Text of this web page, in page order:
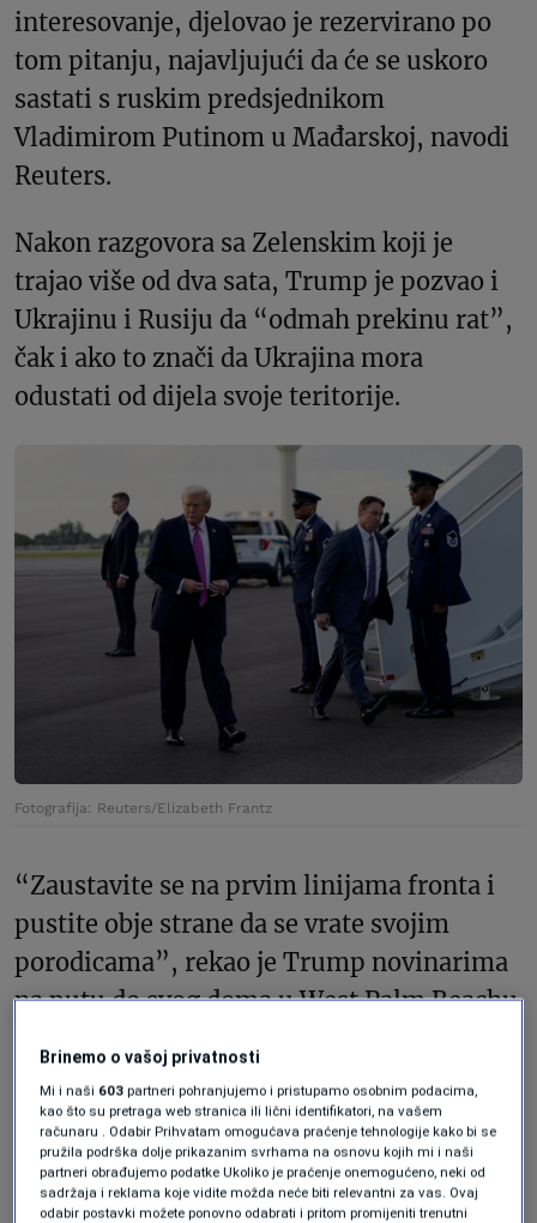
interesovanje, djelovao je rezervirano po
tom pitanju, najavljujući da će se uskoro
sastati s ruskim predsjednikom
Vladimirom Putinom u Mađarskoj, navodi
Reuters.
Nakon razgovora sa Zelenskim koji je
trajao više od dva sata, Trump je pozvao i
Ukrajinu i Rusiju da “odmah prekinu rat”,
čak i ako to znači da Ukrajina mora
odustati od dijela svoje teritorije.
Fotografija: Reuters/Elizabeth Frantz
“Zaustavite se na prvim linijama fronta i
pustite obje strane da se vrate svojim
porodicama”, rekao je Trump novinarima
na putu do svog doma u West Palm Beachu
trebalo biti to. Zaustavite se sada, na prvim
linijama fronta. To sam rekao predsjedniku
Zelenskom. To sam rekao predsjedniku
Putinu.”
Brinemo o vašoj privatnosti
Mi i naši 603 partneri pohranjujemo i pristupamo osobnim podacima,
kao što su pretraga web stranica ili lični identifikatori, na vašem
računaru . Odabir Prihvatam omogućava praćenje tehnologije kako bi se
pružila podrška dolje prikazanim svrhama na osnovu kojih mi i naši
partneri obrađujemo podatke Ukoliko je praćenje onemogućeno, neki od
sadržaja i reklama koje vidite možda neće biti relevantni za vas. Ovaj
odabir postavki možete ponovno odabrati i pritom promijeniti trenutni